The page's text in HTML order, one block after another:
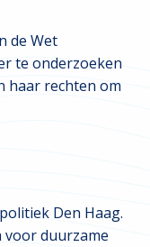
de Wet
te onderzoeken
haar rechten om
Den Haag.
voor duurzame